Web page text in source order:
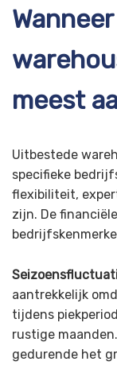
meest
Uitbestede
specifieke
flexibiliteit,
zijn. De
aantrekkelijk
tijdens
rustige
gedurende het